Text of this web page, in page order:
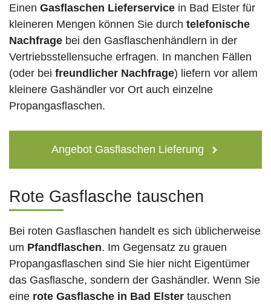
Einen Gasflaschen Lieferservice in Bad Elster für
kleineren Mengen können Sie durch telefonische
Nachfrage bei den Gasflaschenhändlern in der
Vertriebsstellensuche erfragen. In manchen Fällen
(oder bei freundlicher Nachfrage) liefern vor allem
kleinere Gashändler vor Ort auch einzelne
Propangasflaschen.
Angebot Gasflaschen Lieferung
Rote Gasflasche tauschen
Bei roten Gasflaschen handelt es sich üblicherweise
um Pfandflaschen. Im Gegensatz zu grauen
Propangasflaschen sind Sie hier nicht Eigentümer
das Gasflasche, sondern der Gashändler. Wenn Sie
eine rote Gasflasche in Bad Elster tauschen